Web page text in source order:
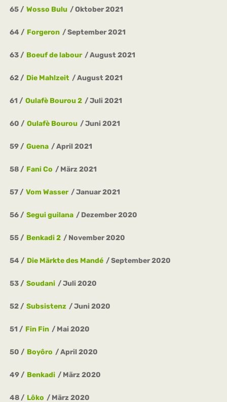
65 Wosso Bulu Oktober 2021
64 Forgeron September 2021
63 Boeuf de labour August 2021
62 Die Mahlzeit August 2021
61 Oulafè Bourou 2 Juli 2021
60 Oulafè Bourou Juni 2021
59 Guena April 2021
58 Fani Co März 2021
57 Vom Wasser Januar 2021
56 Segui guilana Dezember 2020
55 Benkadi 2 November 2020
54 Die Märkte des Mandé September 2020
53 Soudani Juli 2020
52 Subsistenz Juni 2020
51 Fin Fin Mai 2020
50 Boyôro April 2020
49 Benkadi März 2020
48 Lôko März 2020